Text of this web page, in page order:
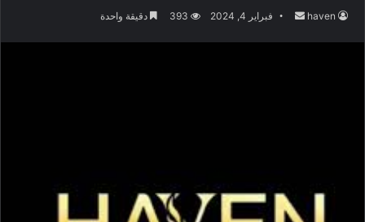
haven
ل
فبراير 4, 2024 393 دقيقة واحدة